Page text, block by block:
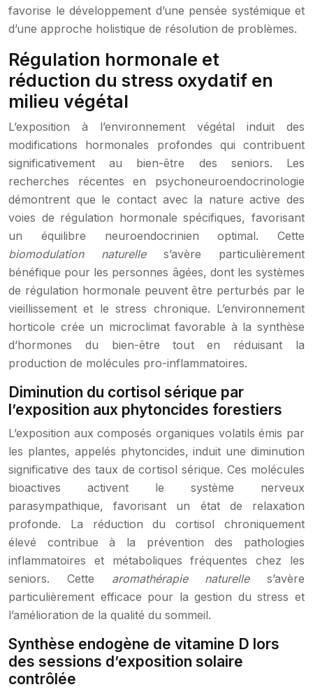
favorise le développement d’une pensée systémique et
d’une approche holistique de résolution de problèmes.
Régulation hormonale et
réduction du stress oxydatif en
milieu végétal
L’exposition à l’environnement végétal induit des
modifications hormonales profondes qui contribuent
significativement au bien-être des seniors. Les
recherches récentes en psychoneuroendocrinologie
démontrent que le contact avec la nature active des
voies de régulation hormonale spécifiques, favorisant
un équilibre neuroendocrinien optimal. Cette
biomodulation naturelle s’avère particulièrement
bénéfique pour les personnes âgées, dont les systèmes
de régulation hormonale peuvent être perturbés par le
vieillissement et le stress chronique. L’environnement
horticole crée un microclimat favorable à la synthèse
d’hormones du bien-être tout en réduisant la
production de molécules pro-inflammatoires.
Diminution du cortisol sérique par
l’exposition aux phytoncides forestiers
L’exposition aux composés organiques volatils émis par
les plantes, appelés phytoncides, induit une diminution
significative des taux de cortisol sérique. Ces molécules
bioactives activent le système nerveux
parasympathique, favorisant un état de relaxation
profonde. La réduction du cortisol chroniquement
élevé contribue à la prévention des pathologies
inflammatoires et métaboliques fréquentes chez les
seniors. Cette aromathérapie naturelle s’avère
particulièrement efficace pour la gestion du stress et
l’amélioration de la qualité du sommeil.
Synthèse endogène de vitamine D lors
des sessions d’exposition solaire
contrôlée